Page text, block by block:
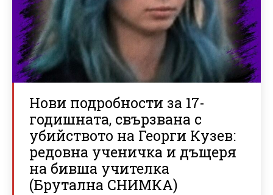
Нови подробности за 17-
годишната, свързвана с
убийството на Георги Кузев:
редовна ученичка и дъщеря
на бивша учителка
(Брутална СНИМКА)